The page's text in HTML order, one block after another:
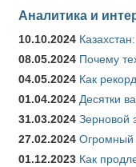
Аналитика и
10.10.2024
08.05.2024 Почему
04.05.2024 Как
01.04.2024 Десятки
31.03.2024 Зерновой
27.02.2024 Огромный
01.12.2023 Как